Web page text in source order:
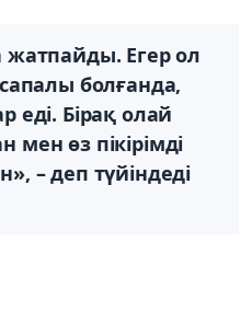
жатпайды. Егер ол
болғанда,
еді. Бірақ олай
өз пікірімді
– деп түйіндеді